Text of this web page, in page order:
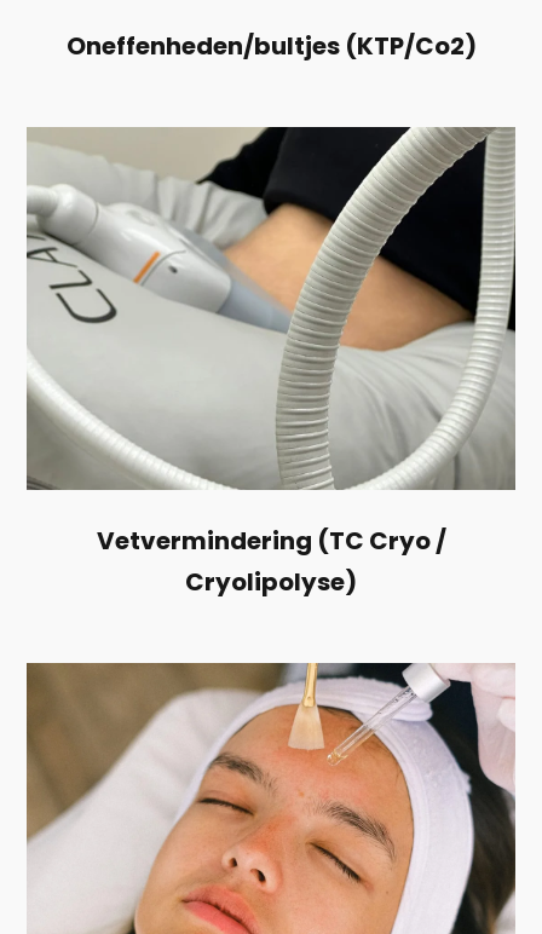
Oneffenheden/bultjes (KTP/Co2)
Vetvermindering (TC Cryo /
Cryolipolyse)